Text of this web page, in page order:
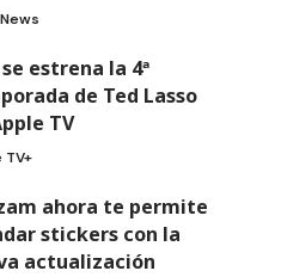
estrena la 4ª
de Ted Lasso
TV
TV+
ahora te permite
stickers con la
actualización